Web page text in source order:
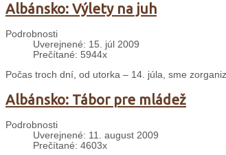
Albánsko: Výlety na juh
Podrobnosti
Uverejnené: 15. júl 2009
Prečítané: 5944x
Počas troch dní, od utorka – 14. júla, sme
Albánsko: Tábor pre mládež
Podrobnosti
Uverejnené: 11. august 2009
Prečítané: 4603x